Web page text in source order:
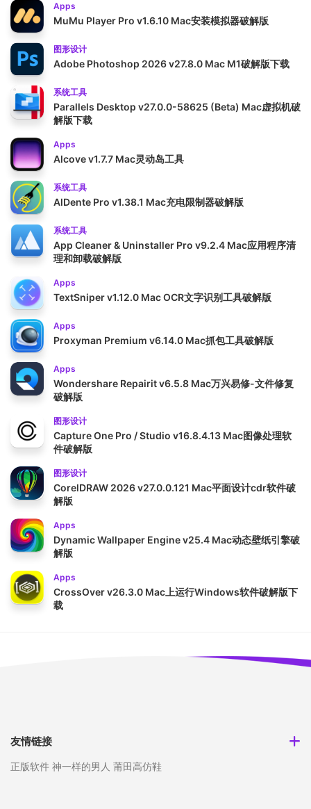
Apps
MuMu Player Pro v1.6.10 Mac安装模拟器破解版
图形设计
Adobe Photoshop 2026 v27.8.0 Mac M1破解版下载
系统工具
Parallels Desktop v27.0.0-58625 (Beta) Mac虚拟机破
解版下载
Apps
Alcove v1.7.7 Mac灵动岛工具
系统工具
AlDente Pro v1.38.1 Mac充电限制器破解版
系统工具
App Cleaner & Uninstaller Pro v9.2.4 Mac应用程序清
理和卸载破解版
Apps
TextSniper v1.12.0 Mac OCR文字识别工具破解版
Apps
Proxyman Premium v6.14.0 Mac抓包工具破解版
Apps
Wondershare Repairit v6.5.8 Mac万兴易修-文件修复
破解版
图形设计
Capture One Pro / Studio v16.8.4.13 Mac图像处理软
件破解版
图形设计
CorelDRAW 2026 v27.0.0.121 Mac平面设计cdr软件破
解版
Apps
Dynamic Wallpaper Engine v25.4 Mac动态壁纸引擎破
解版
Apps
CrossOver v26.3.0 Mac上运行Windows软件破解版下
载
友情链接
正版软件 神一样的男人 莆田高仿鞋